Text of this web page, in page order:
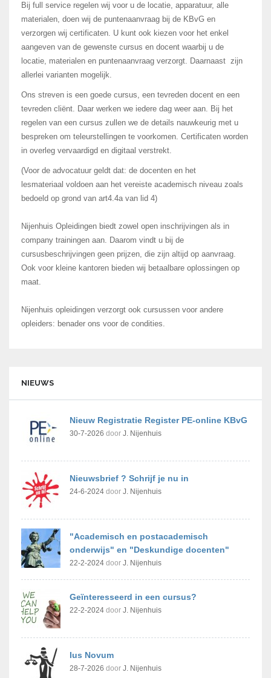
Bij full service regelen wij voor u de locatie, apparatuur, alle
materialen, doen wij de puntenaanvraag bij de KBvG en
verzorgen wij certificaten. U kunt ook kiezen voor het enkel
aangeven van de gewenste cursus en docent waarbij u de
locatie, materialen en puntenaanvraag verzorgt. Daarnaast zijn
allerlei varianten mogelijk.
Ons streven is een goede cursus, een tevreden docent en een
tevreden cliënt. Daar werken we iedere dag weer aan. Bij het
regelen van een cursus zullen we de details nauwkeurig met u
bespreken om teleurstellingen te voorkomen. Certificaten worden
in overleg vervaardigd en digitaal verstrekt.
(Voor de advocatuur geldt dat: de docenten en het
lesmateriaal voldoen aan het vereiste academisch niveau zoals
bedoeld op grond van art4.4a van lid 4)
Nijenhuis Opleidingen biedt zowel open inschrijvingen als in
company trainingen aan. Daarom vindt u bij de
cursusbeschrijvingen geen prijzen, die zijn altijd op aanvraag.
Ook voor kleine kantoren bieden wij betaalbare oplossingen op
maat.
Nijenhuis opleidingen verzorgt ook cursussen voor andere
opleiders: benader ons voor de condities.
NIEUWS
Nieuw Registratie Register PE-online KBvG
30-7-2026 door J. Nijenhuis
Nieuwsbrief ? Schrijf je nu in
24-6-2024 door J. Nijenhuis
"Academisch en postacademisch
onderwijs" en "Deskundige docenten"
22-2-2024 door J. Nijenhuis
Geïnteresseerd in een cursus?
22-2-2024 door J. Nijenhuis
Ius Novum
28-7-2026 door J. Nijenhuis